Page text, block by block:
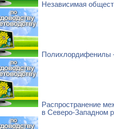
Независимая
Полихлордифенилы
Распространение
в Северо-Западном